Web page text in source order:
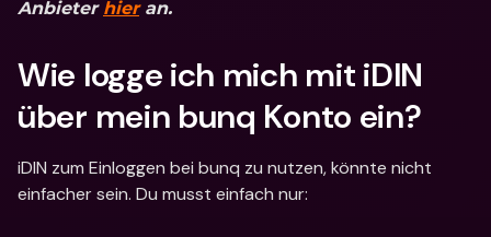
Anbieter hier an.
Wie logge ich mich mit iDIN
über mein bunq Konto ein?
iDIN zum Einloggen bei bunq zu nutzen, könnte nicht
einfacher sein. Du musst einfach nur: